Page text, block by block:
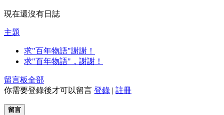
現在還沒有日誌
主題
求"百年物語"謝謝！
求"百年物語"，謝謝！
留言板全部
你需要登錄後才可以留言 登錄 | 註冊
留言